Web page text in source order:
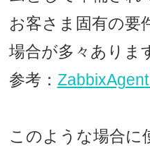
お客さま固有の要
場合が多々ありま
参考：
このような場合に